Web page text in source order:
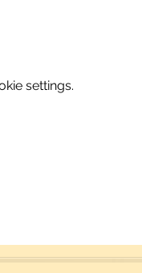
settings.